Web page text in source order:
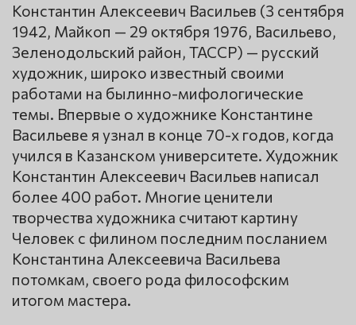
Константин Алексеевич Васильев (3 сентября
1942, Майкоп — 29 октября 1976, Васильево,
Зеленодольский район, ТАССР) — русский
художник, широко известный своими
работами на былинно-мифологические
темы. Впервые о художнике Константине
Васильеве я узнал в конце 70-х годов, когда
учился в Казанском университете. Художник
Константин Алексеевич Васильев написал
более 400 работ. Многие ценители
творчества художника считают картину
Человек с филином последним посланием
Константина Алексеевича Васильева
потомкам, своего рода философским
итогом мастера.